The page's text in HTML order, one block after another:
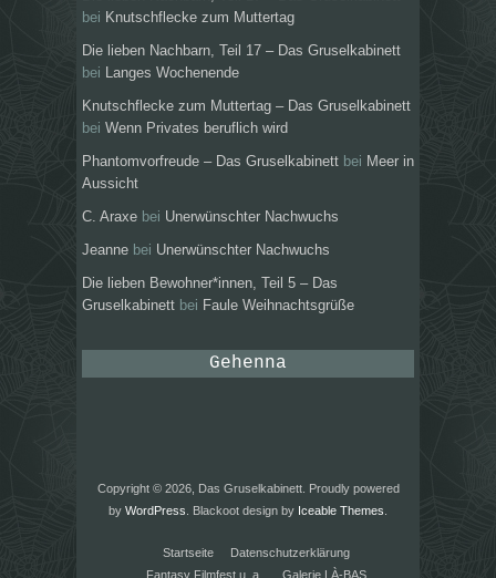
bei Knutschflecke zum Muttertag
Die lieben Nachbarn, Teil 17 – Das Gruselkabinett
bei
Langes Wochenende
Knutschflecke zum Muttertag – Das Gruselkabinett
bei Wenn Privates beruflich wird
Phantomvorfreude – Das Gruselkabinett bei Meer in
Aussicht
C. Araxe bei Unerwünschter Nachwuchs
Jeanne bei Unerwünschter Nachwuchs
Die lieben Bewohner*innen, Teil 5 – Das
Gruselkabinett bei Faule Weihnachtsgrüße
Gehenna
Copyright © 2026, Das Gruselkabinett. Proudly powered
by WordPress . Blackoot design by Iceable Themes
Startseite
Datenschutzerklärung
Fantasy Filmfest u. a.
Galerie LÀ-BAS